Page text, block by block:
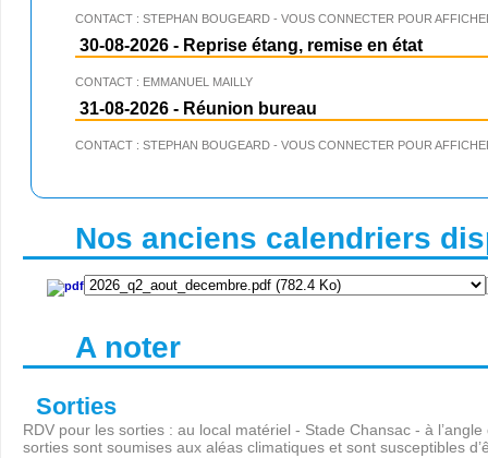
CONTACT : STEPHAN BOUGEARD - VOUS CONNECTER POUR
30-08-2026 - Reprise étang, remise en état
CONTACT : EMMANUEL MAILLY
31-08-2026 - Réunion bureau
CONTACT : STEPHAN BOUGEARD - VOUS CONNECTER POUR
Nos anciens calendriers
A noter
Sorties
RDV pour les sorties : au local matériel - Stade Chansac - à
sorties sont soumises aux aléas climatiques et sont susceptibles